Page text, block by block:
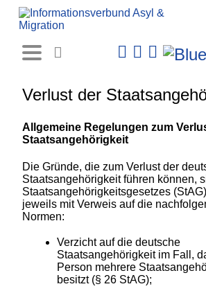
Verlust der
Allgemeine Regelungen zum
Staatsangehörigkeit
Die Gründe, die zum Verlust der
Staatsangehörigkeit führen können,
Staatsangehörigkeitsgesetzes
jeweils mit Verweis auf die
Normen:
Verzicht auf die deutsche
Staatsangehörigkeit im Fall,
Person mehrere
besitzt (§ 26 StAG);